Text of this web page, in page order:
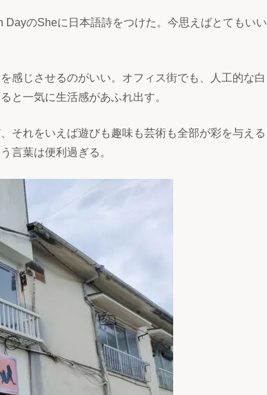
のSheに日本語詩をつけた。今思えばとてもいい
感じさせるのがいい。オフィス街でも、人工的な白
と一気に生活感があふれ出す。
それをいえば遊びも趣味も芸術も全部が彩を与える
言葉は便利過ぎる。